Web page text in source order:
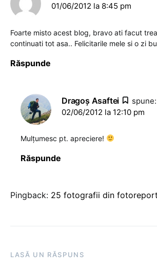
01/06/2012 la 8:45 pm
Foarte misto acest blog, bravo ati facut
continuati tot asa.. Felicitarile mele si o zi
Răspunde
Dragoş Asaftei
spune:
02/06/2012 la 12:10 pm
Mulțumesc pt. apreciere!
Răspunde
Pingback: 25 fotografii din
LASĂ UN RĂSPUNS